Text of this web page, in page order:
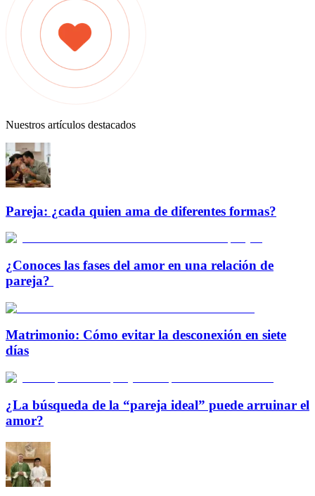
Nuestros artículos destacados
Pareja: ¿cada quien ama de diferentes formas?
¿Conoces las fases del amor en una relación de
pareja?
Matrimonio: Cómo evitar la desconexión en siete
días
¿La búsqueda de la “pareja ideal” puede arruinar el
amor?